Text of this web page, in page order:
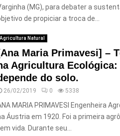
(MG), para debater a
de propiciar a troca de...
Agricultura Natural
Maria Primavesi] –
Agricultura Ecológica:
do solo.
26/02/2019 0 5338
MARIA PRIMAVESI Engenheira
Áustria em 1920. Foi a primeira
vida. Durante seu...